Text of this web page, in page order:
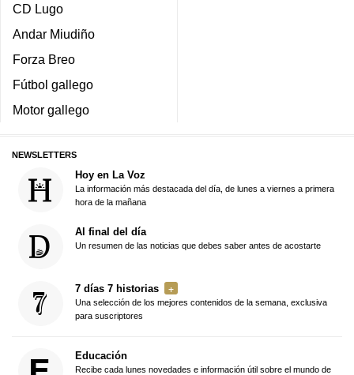
CD Lugo
Andar Miudiño
Forza Breo
Fútbol gallego
Motor gallego
NEWSLETTERS
Hoy en La Voz
La información más destacada del día, de lunes a viernes a primera
hora de la mañana
Al final del día
Un resumen de las noticias que debes saber antes de acostarte
7 días 7 historias
Una selección de los mejores contenidos de la semana, exclusiva
para suscriptores
Educación
Recibe cada lunes novedades e información útil sobre el mundo de